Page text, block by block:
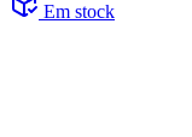
Em stock